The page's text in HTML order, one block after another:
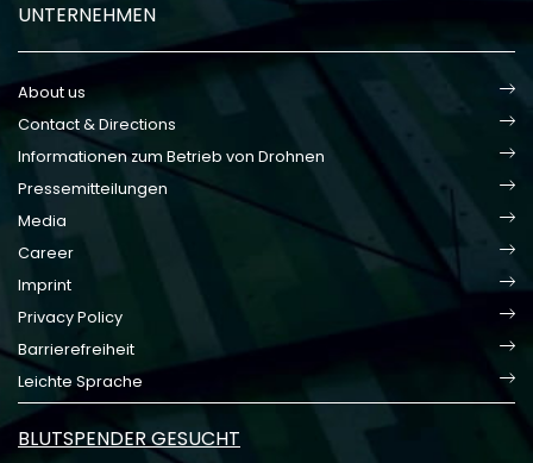
UNTERNEHMEN
About us
Contact & Directions
Informationen zum Betrieb von Drohnen
Pressemitteilungen
Media
Career
Imprint
Privacy Policy
Barrierefreiheit
Leichte Sprache
BLUTSPENDER GESUCHT